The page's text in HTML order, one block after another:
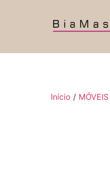
Início / MÓVEIS